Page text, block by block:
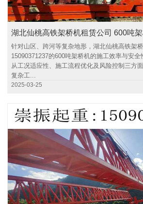
针对山区、跨河等复杂地形，湖北仙桃高铁架
15090371237的600吨架桥机的施工效率与安
从工况适应性、施工流程优化及风险控制三方
复杂工...
2025-03-25